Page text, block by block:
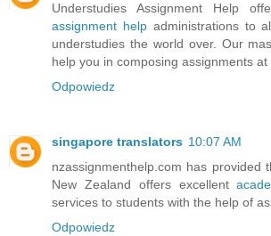
Understudies Assignment Help
assignment helpadministrations to
understudies the world over. Our
help you in composing assignments at
Odpowiedz
singapore translators 10:07 AM
nzassignmenthelp.com has provided
New Zealand offers excellent
services to students with the help of
Odpowiedz